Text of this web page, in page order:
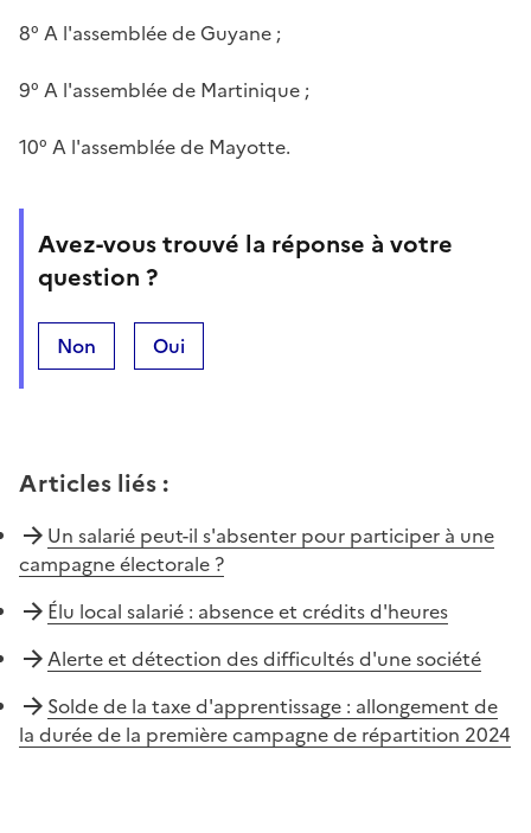
8° A l'assemblée de Guyane ;
9° A l'assemblée de Martinique ;
10° A l'assemblée de Mayotte.
Avez-vous trouvé la réponse à votre
question ?
Non Oui
Articles liés :
Un salarié peut-il s'absenter pour participer à une
campagne électorale ?
Élu local salarié : absence et crédits d'heures
Alerte et détection des difficultés d'une société
Solde de la taxe d'apprentissage : allongement de
la durée de la première campagne de répartition 2024